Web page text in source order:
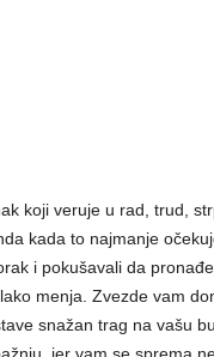
koji veruje u rad, trud,
kada to najmanje
i pokušavali da
menja. Zvezde vam
snažan trag na vašu